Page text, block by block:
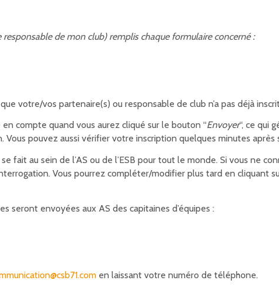
responsable de mon club) remplis chaque formulaire concerné :
votre/vos partenaire(s) ou responsable de club n’a pas déjà
en compte quand vous aurez cliqué sur le bouton “Envoyer“, ce qui
pouvez aussi vérifier votre inscription quelques minutes après
fait au sein de l’AS ou de l’ESB pour tout le monde. Si vous ne
Vous pourrez compléter/modifier plus tard en cliquant
seront envoyées aux AS des capitaines d’équipes :
en laissant votre numéro de téléphone.